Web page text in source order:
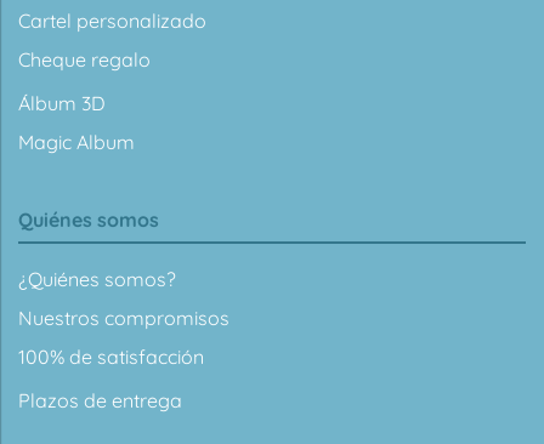
Cartel personalizado
Cheque regalo
Álbum 3D
Magic Album
Quiénes somos
¿Quiénes somos?
Nuestros compromisos
100% de satisfacción
Plazos de entrega